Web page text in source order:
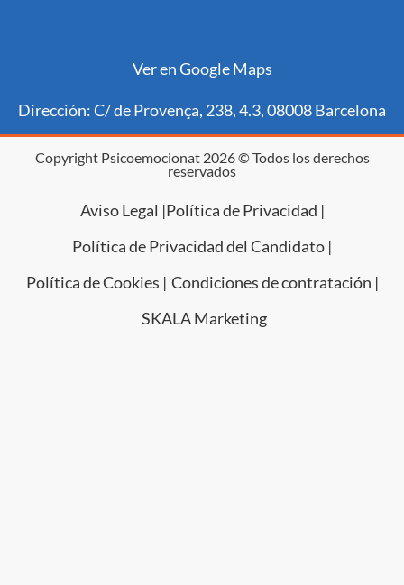
Ver en Google Maps
Dirección: C/ de Provença, 238, 4.3, 08008 Barcelona
Copyright Psicoemocionat 2026 © Todos los derechos
reservados
Aviso Legal |Política de Privacidad |
Política de Privacidad del Candidato |
Política de Cookies | Condiciones de contratación |
SKALA Marketing